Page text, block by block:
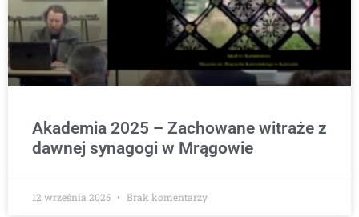
Akademia 2025 – Zachowane witraże z
dawnej synagogi w Mrągowie
12 września 2025 Brak komentarzy